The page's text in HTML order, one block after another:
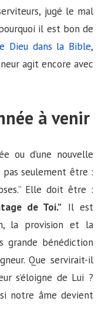
jugé le mal
il est bon de
Dieu dans la Bible,
agit encore avec
à venir
ou d’une nouvelle
seulement être :
Elle doit être :
de Toi.” Il est
la provision et la
grande bénédiction
Que servirait-il
s’éloigne de Lui ?
notre âme devient